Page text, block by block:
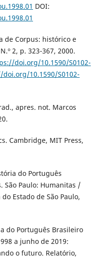
DOI:
de Corpus: histórico e
2, p. 323-367, 2000.
doi.org/10.1590/S0102-
10.1590/S0102-
apres. not. Marcos
Cambridge, MIT Press,
do Português
São Paulo: Humanitas /
Estado de São Paulo,
do Português Brasileiro
a junho de 2019:
o futuro. Relatório,